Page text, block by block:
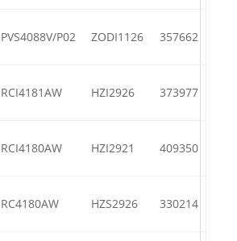
PVS4088V/P02 ZODI1126 357662
RCI4181AW HZI2926 373977
RCI4180AW HZI2921 409350
RC4180AW HZS2926 330214